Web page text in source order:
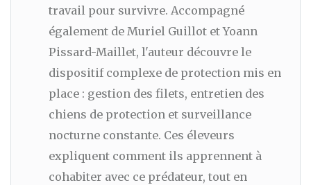
travail pour survivre. Accompagné
également de Muriel Guillot et Yoann
Pissard-Maillet, l'auteur découvre le
dispositif complexe de protection mis en
place : gestion des filets, entretien des
chiens de protection et surveillance
nocturne constante. Ces éleveurs
expliquent comment ils apprennent à
cohabiter avec ce prédateur, tout en